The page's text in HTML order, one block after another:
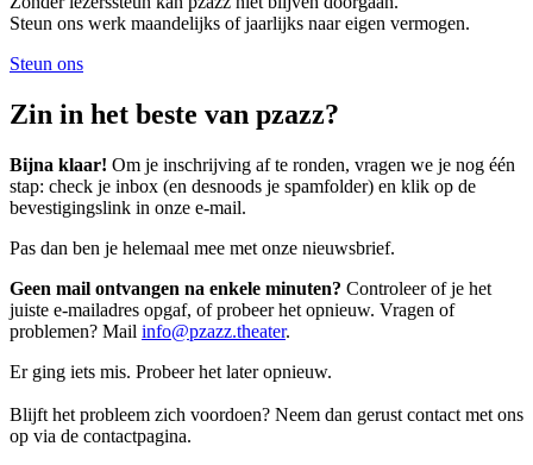
Steun ons werk maandelijks of jaarlijks naar eigen vermogen.
Steun ons
Zin in het beste van pzazz?
Bijna klaar! Om je inschrijving af te ronden, vragen we je nog één
stap: check je inbox (en desnoods je spamfolder) en klik op de
bevestigingslink in onze e-mail.
Pas dan ben je helemaal mee met onze nieuwsbrief.
Geen mail ontvangen na enkele minuten? Controleer of je het
juiste e-mailadres opgaf, of probeer het opnieuw. Vragen of
problemen? Mail info@pzazz.theater.
Er ging iets mis. Probeer het later opnieuw.
Blijft het probleem zich voordoen? Neem dan gerust contact met ons
op via de contactpagina.